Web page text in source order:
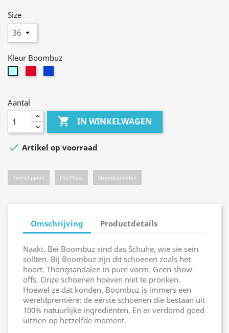
Size
Kleur Boombuz
Aantal
 IN WINKELWAGEN
 Artikel op voorraad
Teenslippers Flip-Flops Strandsandalen
Omschrijving Productdetails
Naakt. Bei Boombuz sind das Schuhe, wie sie sein
sollten. Bij Boombuz zijn dit schoenen zoals het
hoort. Thongsandalen in pure vorm. Geen show-
offs. Onze schoenen hoeven niet te pronken.
Hoewel ze dat konden. Boombuz is immers een
wereldpremière: de eerste schoenen die bestaan uit
100% natuurlijke ingrediënten. En er verdomd goed
uitzien op hetzelfde moment.